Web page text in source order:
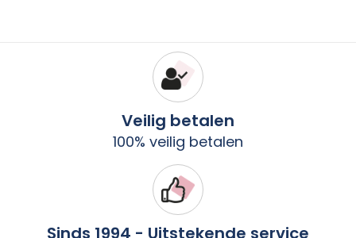
Veilig betalen
100% veilig betalen
Sinds 1994 - Uitstekende service